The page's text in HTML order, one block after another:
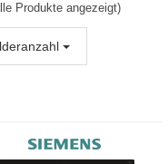
Produkte angezeigt)